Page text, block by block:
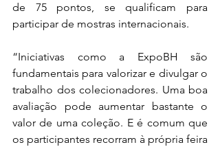
de 75 pontos, se qualificam para
participar de mostras internacionais.
“Iniciativas como a ExpoBH são
fundamentais para valorizar e divulgar o
trabalho dos colecionadores. Uma boa
avaliação pode aumentar bastante o
valor de uma coleção. E é comum que
os participantes recorram à própria feira